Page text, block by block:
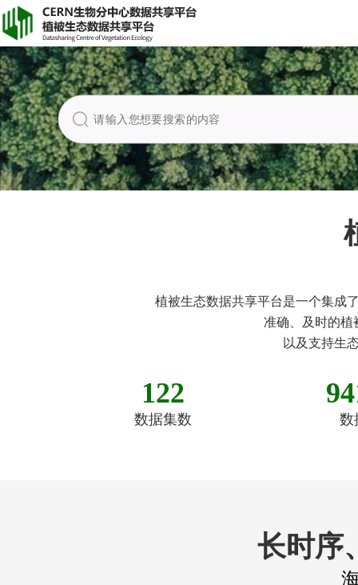
植被生态数据共享平台是一个集成
准确、及时的植
以及支持生
122
数据集数 数
长时序